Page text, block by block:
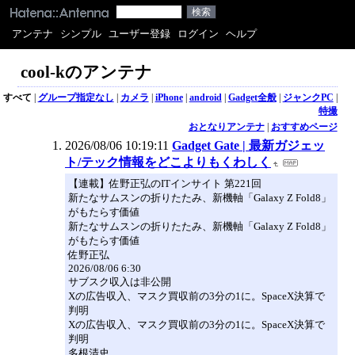
アンテナ シンプル ユーザー登録 ログイン ヘルプ
cool-kのアンテナ
すべて | グループ指定なし | カメラ | iPhone| android| Gadget全般| ジャンクPC |
特撮
おとなりアンテナ| おすすめページ
2026/08/06 10:19:11 Gadget Gate | 最新ガジェッ
ト/テック情報をどこよりもくわしく
【連載】佐野正弘のITインサイト 第221回
新たなサムスンの折りたたみ、新機軸「Galaxy Z Fold8」
がもたらす価値
新たなサムスンの折りたたみ、新機軸「Galaxy Z Fold8」
がもたらす価値
佐野正弘
2026/08/06 6:30
サブスク収入は非公開
Xの広告収入、マスク買収前の3分の1に。SpaceX決算で
判明
Xの広告収入、マスク買収前の3分の1に。SpaceX決算で
判明